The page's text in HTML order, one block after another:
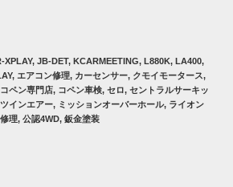
XPLAY, JB-DET, KCARMEETING, L880K, LA400,
, エアコン修理, カーセンサー, クモイモータース,
コペン専門店, コペン車検, セロ, セントラルサーキッ
ツインエアー, ミッションオーバーホール, ライオン
理, 公認4WD, 鈑金塗装